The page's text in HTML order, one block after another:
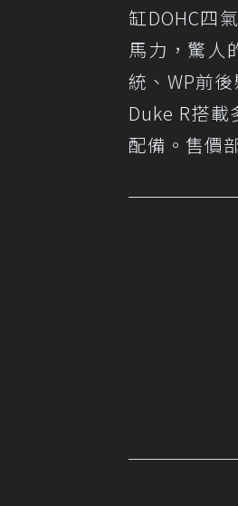
缸DOHC四
馬力，驚人
統、WP前
Duke R搭
配備。售價